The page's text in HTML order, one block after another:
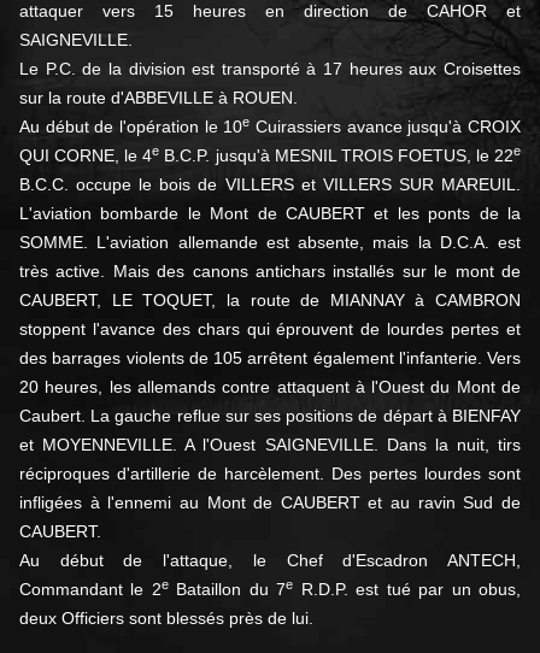
attaquer vers 15 heures en direction de CAHOR et
SAIGNEVILLE.
Le P.C. de la division est transporté à 17 heures aux Croisettes
sur la route d'ABBEVILLE à ROUEN.
Au début de l'opération le 10e Cuirassiers avance jusqu'à CROIX
QUI CORNE, le 4e B.C.P. jusqu'à MESNIL TROIS FOETUS, le 22e
B.C.C. occupe le bois de VILLERS et VILLERS SUR MAREUIL.
L'aviation bombarde le Mont de CAUBERT et les ponts de la
SOMME. L'aviation allemande est absente, mais la D.C.A. est
très active. Mais des canons antichars installés sur le mont de
CAUBERT, LE TOQUET, la route de MIANNAY à CAMBRON
stoppent l'avance des chars qui éprouvent de lourdes pertes et
des barrages violents de 105 arrêtent également l'infanterie. Vers
20 heures, les allemands contre attaquent à l'Ouest du Mont de
Caubert. La gauche reflue sur ses positions de départ à BIENFAY
et MOYENNEVILLE. A l'Ouest SAIGNEVILLE. Dans la nuit, tirs
réciproques d'artillerie de harcèlement. Des pertes lourdes sont
infligées à l'ennemi au Mont de CAUBERT et au ravin Sud de
CAUBERT.
Au début de l'attaque, le Chef d'Escadron ANTECH,
Commandant le 2eBataillon du 7e
R.D.P. est tué par un obus,
deux Officiers sont blessés près de lui.